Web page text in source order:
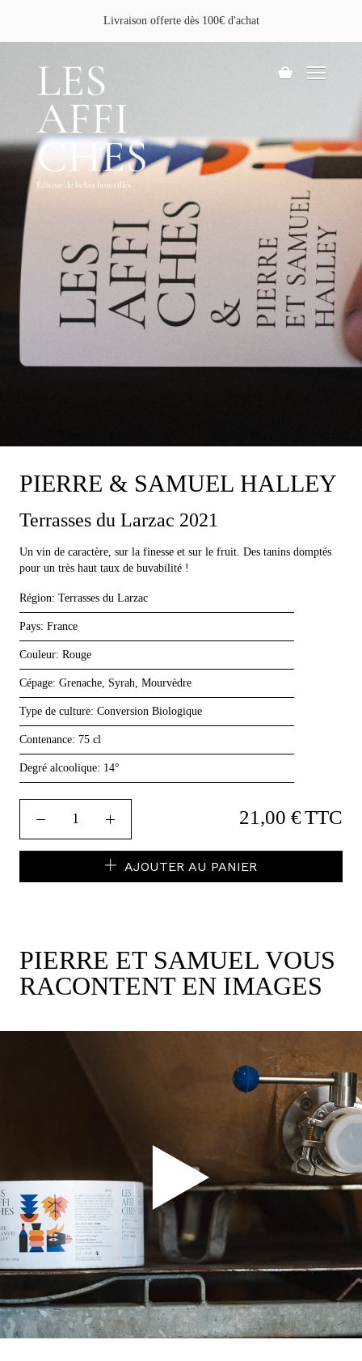
Livraison offerte dès 100€ d'achat
PIERRE & SAMUEL HALLEY
Terrasses du Larzac 2021
Un vin de caractère, sur la finesse et sur le fruit. Des tanins domptés
pour un très haut taux de buvabilité !
Région: Terrasses du Larzac
Pays: France
Couleur: Rouge
Cépage: Grenache, Syrah, Mourvèdre
Type de culture: Conversion Biologique
Contenance: 75 cl
Degré alcoolique: 14°
21,00 €TTC
AJOUTER AU PANIER
PIERRE ET SAMUEL VOUS
RACONTENT EN IMAGES